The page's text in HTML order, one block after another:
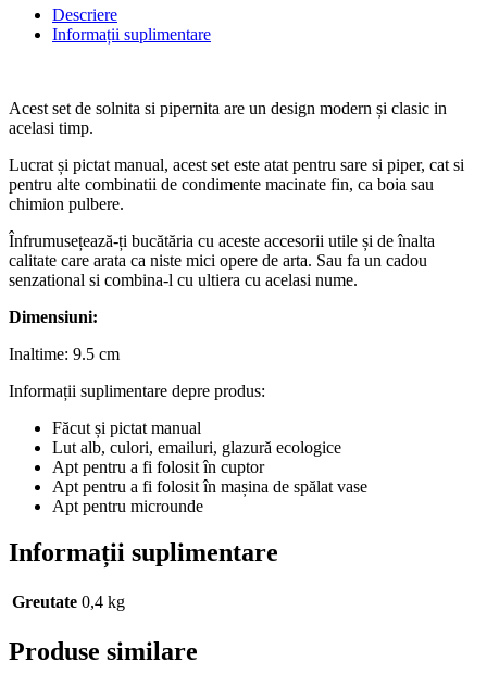
Descriere
Informații suplimentare
Acest set de solnita si pipernita are un design modern și clasic in
acelasi timp.
Lucrat și pictat manual, acest set este atat pentru sare si piper, cat si
pentru alte combinatii de condimente macinate fin, ca boia sau
chimion pulbere.
Înfrumusețează-ți bucătăria cu aceste accesorii utile și de înalta
calitate care arata ca niste mici opere de arta. Sau fa un cadou
senzational si combina-l cu ultiera cu acelasi nume.
Dimensiuni:
Inaltime: 9.5 cm
Informații suplimentare depre produs:
Făcut și pictat manual
Lut alb, culori, emailuri, glazură ecologice
Apt pentru a fi folosit în cuptor
Apt pentru a fi folosit în mașina de spălat vase
Apt pentru microunde
Informații suplimentare
Greutate 0,4 kg
Produse similare